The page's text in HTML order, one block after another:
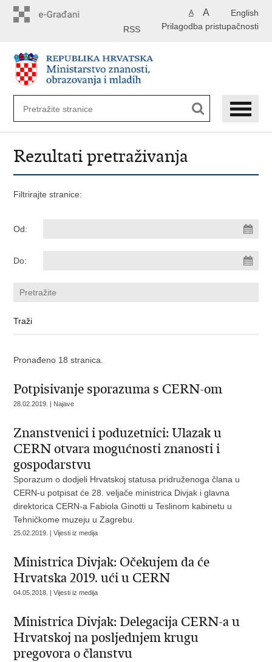
English
A A
Prilagodba pristupačnosti
RSS
Rezultati pretraživanja
Filtrirajte stranice:
Od:
Do:
Pronađeno 18 stranica.
Potpisivanje sporazuma s CERN-om
28.02.2019. | Najave
Znanstvenici i poduzetnici: Ulazak u
CERN otvara mogućnosti znanosti i
gospodarstvu
Sporazum o dodjeli Hrvatskoj statusa pridruženoga člana u
CERN-u potpisat će 28. veljače ministrica Divjak i glavna
direktorica CERN-a Fabiola Ginotti u Teslinom kabinetu u
Tehničkome muzeju u Zagrebu.
25.02.2019. | Vijesti iz medija
Ministrica Divjak: Očekujem da će
Hrvatska 2019. ući u CERN
04.05.2018. | Vijesti iz medija
Ministrica Divjak: Delegacija CERN-a u
Hrvatskoj na posljednjem krugu
pregovora o članstvu